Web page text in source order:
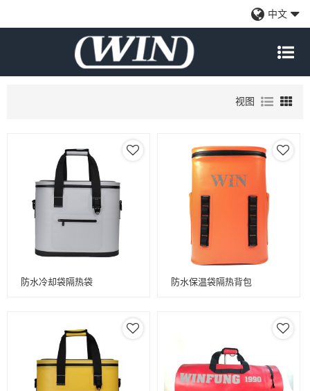
中文
全面的防水保护：确保您的装备在旅行，皮划艇，骑自行车，通勤，露
营，远足和钓鱼时保持完全干燥。
视图
防水冷却袋隔热袋 防水保温袋隔热背包